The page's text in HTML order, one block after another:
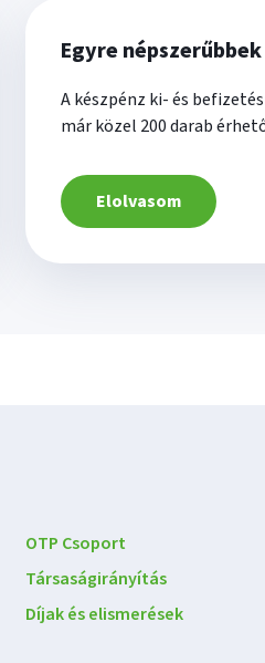
Egyre
A készpénz ki- és
már közel 200 darab
Elolvasom
OTP Csoport
Társaságirányítás
Díjak és elismerések